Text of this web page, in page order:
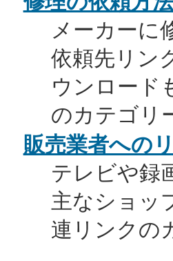
メーカーに
依頼先リン
ウンロード
のカテゴリ
販売業者への
テレビや録
主なショッ
連リンクの